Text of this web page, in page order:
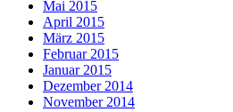
Mai 2015
April 2015
März 2015
Februar 2015
Januar 2015
Dezember 2014
November 2014